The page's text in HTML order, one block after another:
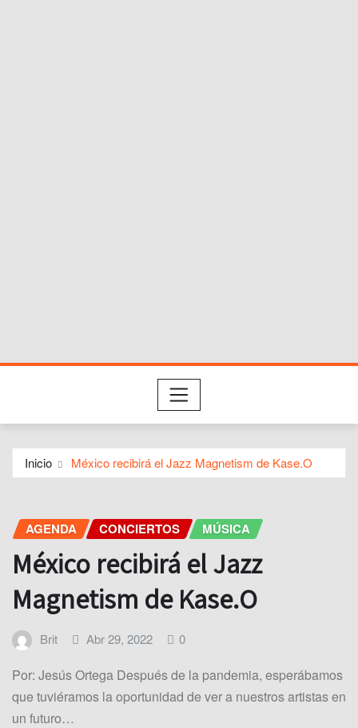
Inicio México recibirá el Jazz Magnetism de Kase.O
AGENDA CONCIERTOS MÚSICA
México recibirá el Jazz
Magnetism de Kase.O
Brit Abr 29, 2022 0
Por: Jesús Ortega Después de la pandemia, esperábamos
que tuviéramos la oportunidad de ver a nuestros artistas en
un futuro…